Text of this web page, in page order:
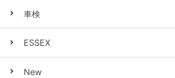
車検
ESSEX
New